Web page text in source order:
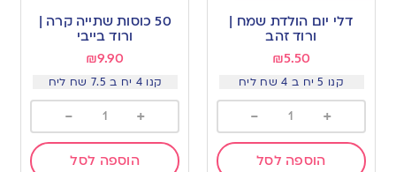
to
wishlist
דלי יום הולדת שמח |
ורוד זהב
₪5.50
קנו 5 יח ב 4 שח ליח
+
-
הוספה לסל
to
wishlist
50 כוסות שתייה קרה |
ורוד בייבי
₪9.90
קנו 4 יח ב 7.5 שח ליח
+
-
הוספה לסל